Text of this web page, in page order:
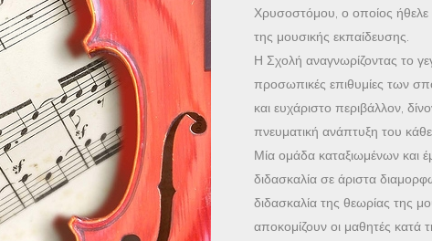
Χρυσοστόμου, ο οποίος ήθελε
της μουσικής εκπαίδευσης.
Η Σχολή αναγνωρίζοντας το
προσωπικές επιθυμίες των
και ευχάριστο περιβάλλον,
πνευματική ανάπτυξη του κάθε
Μία ομάδα καταξιωμένων και
διδασκαλία σε άριστα
διδασκαλία της θεωρίας της
αποκομίζουν οι μαθητές κατά